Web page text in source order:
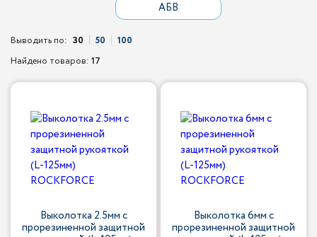
АБВ
Выводить по: 30 50
100
Найдено товаров: 17
Выколотка 2.5мм c
прорезиненной защитной
Выколотка 6мм c
прорезиненной защитной